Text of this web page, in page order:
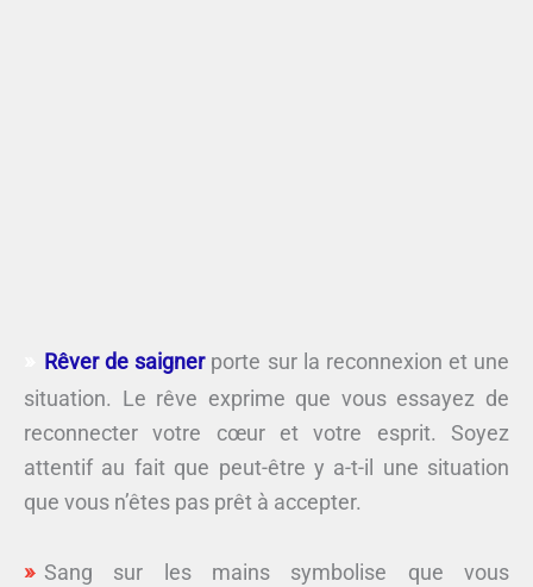
Rêver de saignerporte sur la reconnexion et une
situation. Le rêve exprime que vous essayez de
reconnecter votre cœur et votre esprit. Soyez
attentif au fait que peut-être y a-t-il une situation
que vous n’êtes pas prêt à accepter.
Sang sur les mains symbolise que vous